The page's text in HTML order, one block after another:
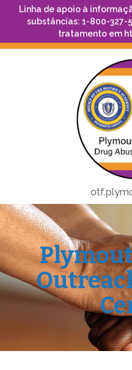
Linha de apoio à
substâncias: 1-800-327-
tratamento em